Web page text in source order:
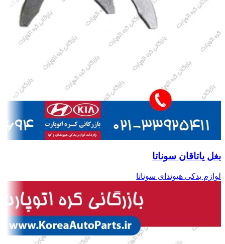
بغل یاتاقان سوناتا
لوازم یدکی هیوندای سوناتا